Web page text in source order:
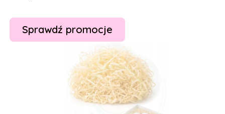
Sprawdź promocje